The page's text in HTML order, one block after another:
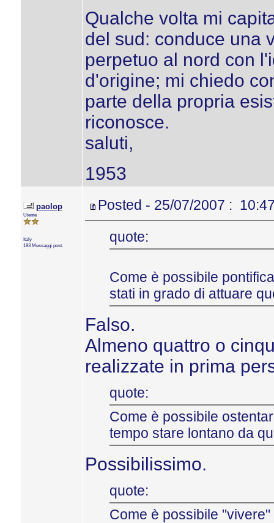
Qualche volta mi
del sud: conduce una
perpetuo al nord con
d'origine; mi chiedo
parte della propria
riconosce.
saluti,
1953
paolop
Utente
Italy
193 Messaggi post.
Posted - 25/07/2007 :
quote:
Come è possibile
stati in grado di attuare
Falso.
Almeno quattro o
realizzate in prima
quote:
Come è possibile
tempo stare lontano da
Possibilissimo.
quote:
Come è possibile